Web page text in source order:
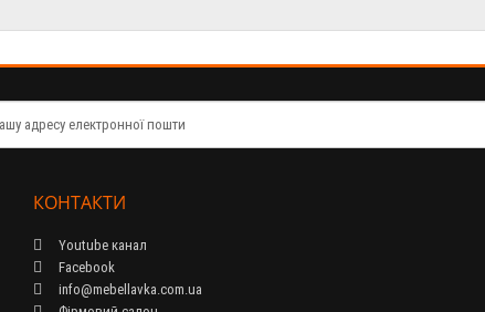
КОНТАКТИ
Youtube канал
Facebook
info@mebellavka.com.ua